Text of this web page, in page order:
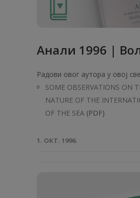
Анaли 1996 |
Радови овог аутора у овој
SOME OBSERVATIONS ON
NATURE OF THE
OF THE SEA (PDF)
1. ОКТ. 1996.